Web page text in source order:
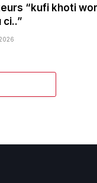
“kufi khoti
ci..”